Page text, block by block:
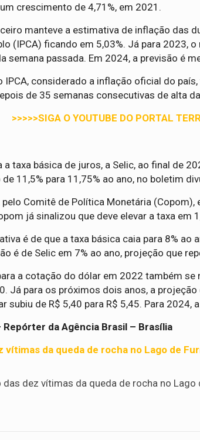
crescimento de 4,71%, em 2021.
manteve a estimativa de inflação das
(IPCA) ficando em 5,03%. Já para 2023,
semana passada. Em 2024, a previsão é
IPCA, considerado a inflação oficial do
de 35 semanas consecutivas de alta
>>>>>SIGA O YOUTUBE DO PORTAL
taxa básica de juros, a Selic, ao final de
11,5% para 11,75% ao ano, no boletim
Comitê de Política Monetária (Copom),
já sinalizou que deve elevar a taxa em
é de que a taxa básica caia para 8% ao
é de Selic em 7% ao ano, projeção que
a cotação do dólar em 2022 também se
Já para os próximos dois anos, a
subiu de R$ 5,40 para R$ 5,45. Para 2024,
da Agência Brasil – Brasília
vítimas da queda de rocha no Lago de
dez vítimas da queda de rocha no Lago